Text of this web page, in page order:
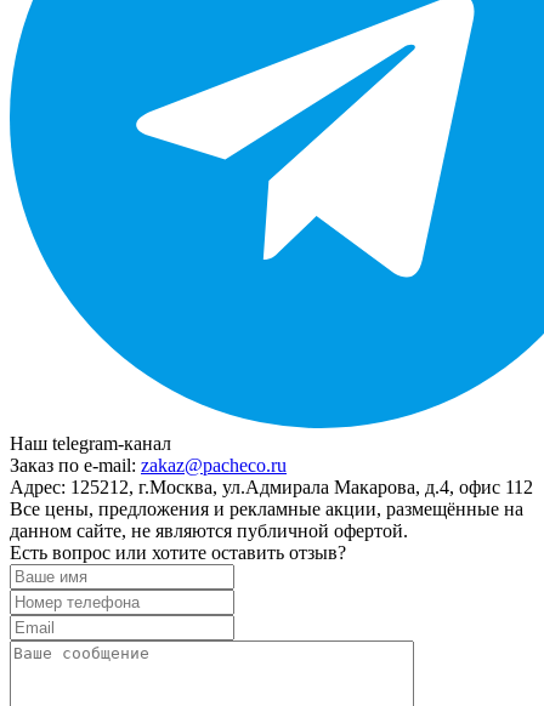
Наш telegram-канал
Заказ по e-mail: zakaz@pacheco.ru
Адрес: 125212, г.Москва, ул.Адмирала Макарова, д.4, офис 112
Все цены, предложения и рекламные акции, размещённые на
данном сайте, не являются публичной офертой.
Есть вопрос или хотите оставить отзыв?